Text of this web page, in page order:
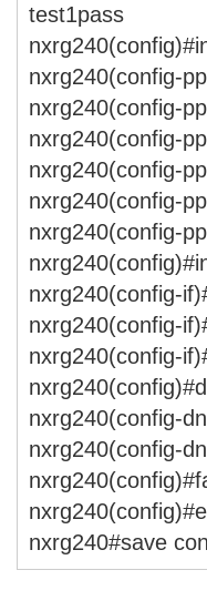
test1pass
nxrg240(config-
nxrg240(config-
nxrg240(config-
nxrg240(config-
nxrg240(config-
nxrg240(config-
nxrg240(config-
nxrg240(config-
nxrg240(config-
nxrg240(config-
nxrg240(config-
nxrg240#save